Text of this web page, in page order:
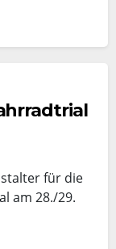
für die
am 28./29.